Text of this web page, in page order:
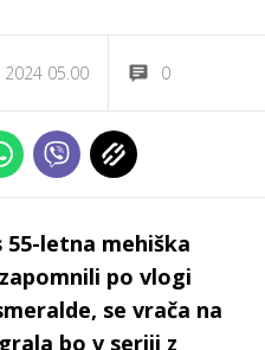
2024 05.00 0
55-letna mehiška
po vlogi
se vrača na
bo v seriji z